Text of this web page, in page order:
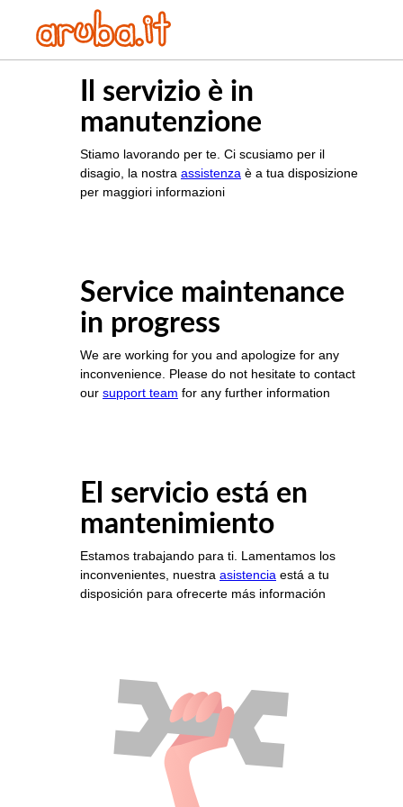
Il servizio è in
manutenzione
Stiamo lavorando per te. Ci scusiamo per il
disagio, la nostra assistenza è a tua disposizione
per maggiori informazioni
Service maintenance
in progress
We are working for you and apologize for any
inconvenience. Please do not hesitate to contact
our support team for any further information
El servicio está en
mantenimiento
Estamos trabajando para ti. Lamentamos los
inconvenientes, nuestra asistencia está a tu
disposición para ofrecerte más información